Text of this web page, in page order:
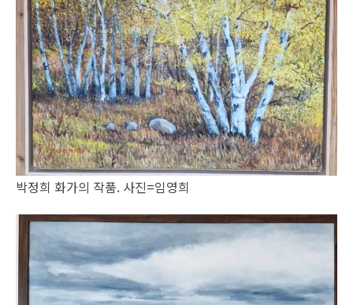
박정희 화가의 작품. 사진=임영희